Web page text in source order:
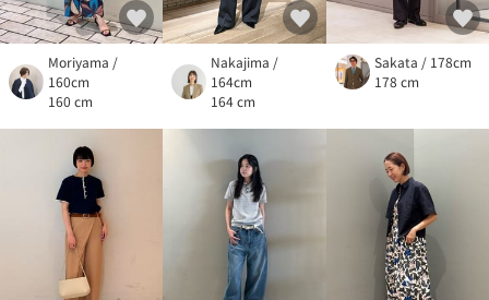
Moriyama /
160cm
160 cm
Nakajima /
164cm
164 cm
Sakata / 178cm
178 cm